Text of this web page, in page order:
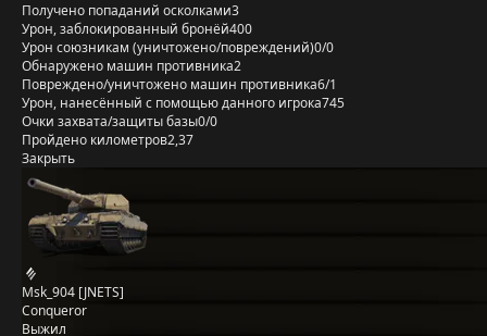
Получено попаданий осколками3
Урон, заблокированный бронёй400
Урон союзникам (уничтожено/повреждений)0/0
Обнаружено машин противника2
Повреждено/уничтожено машин противника6/1
Урон, нанесённый с помощью данного игрока745
Очки захвата/защиты базы0/0
Пройдено километров2,37
Закрыть
Msk_904 [JNETS]
Conqueror
Выжил